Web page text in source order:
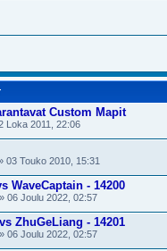
Custom Mapit
Loka 2011, 22:06
03 Touko 2010, 15:31
WaveCaptain - 14200
» 06 Joulu 2022, 02:57
ZhuGeLiang - 14201
» 06 Joulu 2022, 02:57